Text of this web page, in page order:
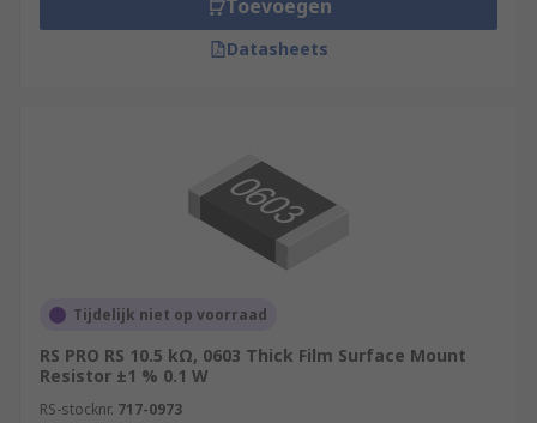
Toevoegen
Datasheets
Tijdelijk niet op voorraad
RS PRO RS 10.5 kΩ, 0603 Thick Film Surface Mount
Resistor ±1 % 0.1 W
RS-stocknr. 717-0973